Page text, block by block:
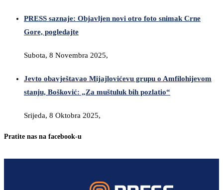
PRESS saznaje: Objavljen novi otro foto snimak Crne
Gore, pogledajte
Subota, 8 Novembra 2025,
Jevto obavještavao Mijajlovićevu grupu o Amfilohijevom
stanju, Bošković: „Za muštuluk bih pozlatio“
Srijeda, 8 Oktobra 2025,
Pratite nas na facebook-u